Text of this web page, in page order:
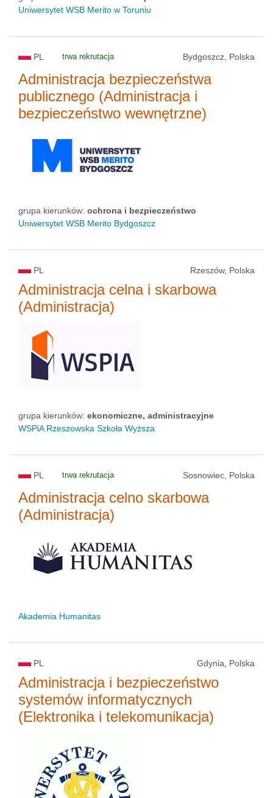
Uniwersytet WSB Merito w Toruniu
PL trwa rekrutacja Bydgoszcz, Polska
Administracja bezpieczeństwa
publicznego (Administracja i
bezpieczeństwo wewnętrzne)
grupa kierunków: ochrona i bezpieczeństwo
Uniwersytet WSB Merito Bydgoszcz
PL Rzeszów, Polska
Administracja celna i skarbowa
(Administracja)
grupa kierunków: ekonomiczne, administracyjne
WSPiA Rzeszowska Szkoła Wyższa
PL trwa rekrutacja Sosnowiec, Polska
Administracja celno skarbowa
(Administracja)
Akademia Humanitas
PL Gdynia, Polska
Administracja i bezpieczeństwo
systemów informatycznych
(Elektronika i telekomunikacja)